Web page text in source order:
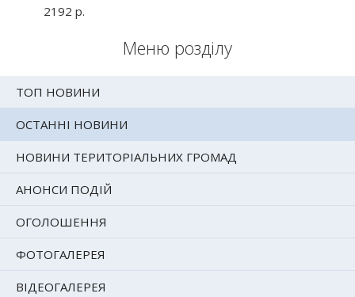
Меню розділу
ТОП НОВИНИ
ОСТАННІ НОВИНИ
НОВИНИ ТЕРИТОРІАЛЬНИХ ГРОМАД
АНОНСИ ПОДІЙ
ОГОЛОШЕННЯ
ФОТОГАЛЕРЕЯ
ВІДЕОГАЛЕРЕЯ
2192 р.